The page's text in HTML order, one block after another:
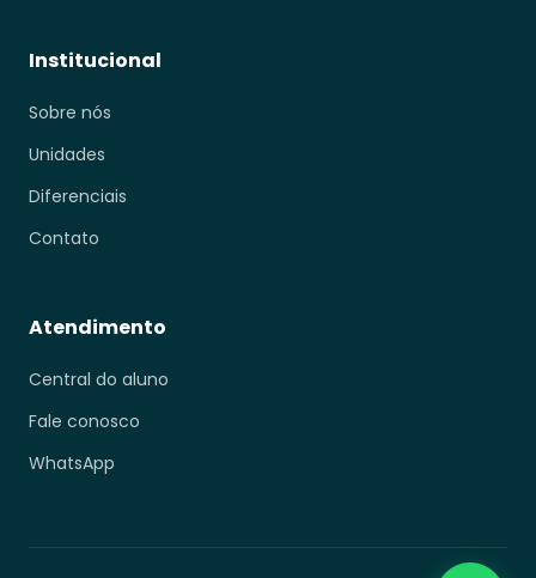
Institucional
Sobre nós
Unidades
Diferenciais
Contato
Atendimento
Central do aluno
Fale conosco
WhatsApp